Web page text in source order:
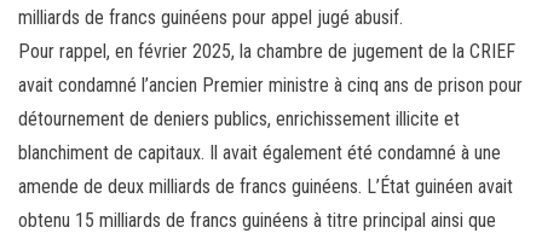
milliards de francs guinéens pour appel jugé abusif.
Pour rappel, en février 2025, la chambre de jugement de la CRIEF
avait condamné l’ancien Premier ministre à cinq ans de prison pour
détournement de deniers publics, enrichissement illicite et
blanchiment de capitaux. Il avait également été condamné à une
amende de deux milliards de francs guinéens. L’État guinéen avait
obtenu 15 milliards de francs guinéens à titre principal ainsi que